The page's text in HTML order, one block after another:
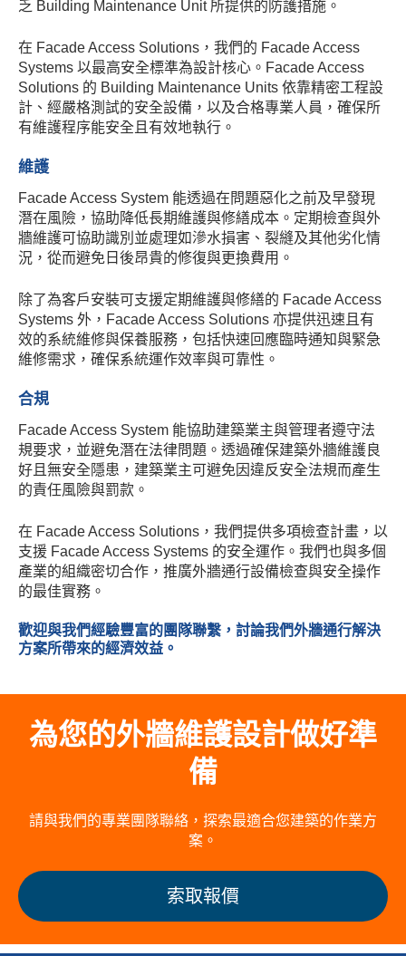
乏 Building Maintenance Unit 所提供的防護措施。
在 Facade Access Solutions，我們的 Facade Access
Systems 以最高安全標準為設計核心。Facade Access
Solutions 的 Building Maintenance Units 依靠精密工程設
計、經嚴格測試的安全設備，以及合格專業人員，確保所
有維護程序能安全且有效地執行。
維護
Facade Access System 能透過在問題惡化之前及早發現
潛在風險，協助降低長期維護與修繕成本。定期檢查與外
牆維護可協助識別並處理如滲水損害、裂縫及其他劣化情
況，從而避免日後昂貴的修復與更換費用。
除了為客戶安裝可支援定期維護與修繕的 Facade Access
Systems 外，Facade Access Solutions 亦提供迅速且有
效的系統維修與保養服務，包括快速回應臨時通知與緊急
維修需求，確保系統運作效率與可靠性。
合規
Facade Access System 能協助建築業主與管理者遵守法
規要求，並避免潛在法律問題。透過確保建築外牆維護良
好且無安全隱患，建築業主可避免因違反安全法規而產生
的責任風險與罰款。
在 Facade Access Solutions，我們提供多項檢查計畫，以
支援 Facade Access Systems 的安全運作。我們也與多個
產業的組織密切合作，推廣外牆通行設備檢查與安全操作
的最佳實務。
歡迎與我們經驗豐富的團隊聯繫，討論我們外牆通行解決
方案所帶來的經濟效益。
為您的外牆維護設計做好準
備
請與我們的專業團隊聯絡，探索最適合您建築的作業方
案。
索取報價